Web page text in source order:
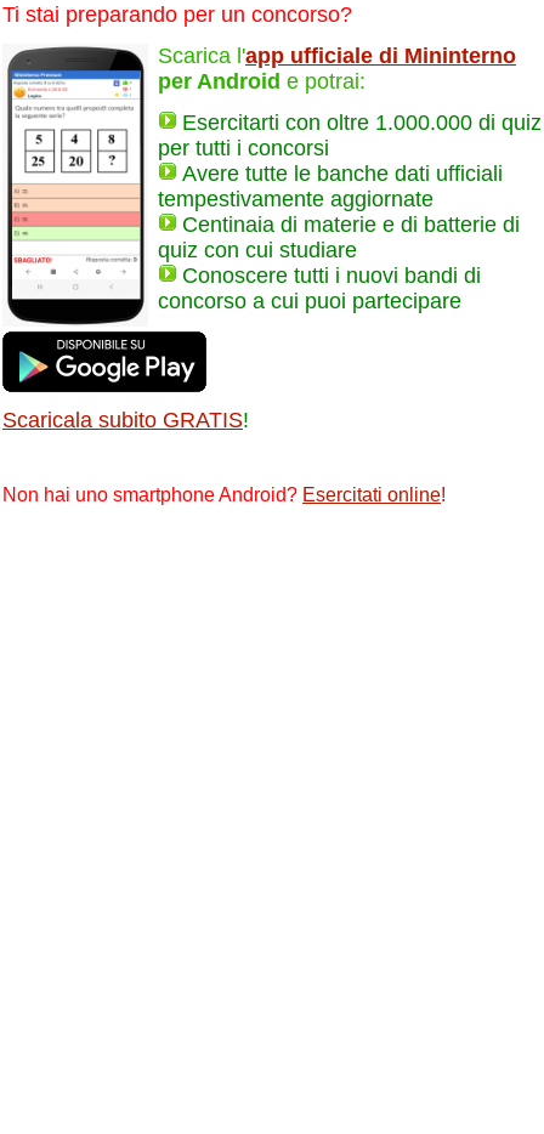
Ti stai preparando per un concorso?
Scarica l'app ufficiale di Mininterno
per Android e potrai:
Esercitarti con oltre 1.000.000 di quiz
per tutti i concorsi
Avere tutte le banche dati ufficiali
tempestivamente aggiornate
Centinaia di materie e di batterie di
quiz con cui studiare
Conoscere tutti i nuovi bandi di
concorso a cui puoi partecipare
Scaricala subito GRATIS!
Non hai uno smartphone Android? Esercitati online!